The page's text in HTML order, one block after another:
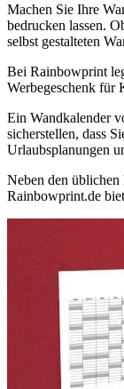
Machen Sie Ihre
bedrucken lassen.
selbst gestalteten
Bei Rainbowprint
Werbegeschenk für
Ein Wandkalender
sicherstellen, dass
Urlaubsplanungen
Neben den
Rainbowprint.de